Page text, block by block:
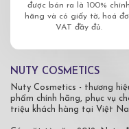
được bán ra là 100% chính
hãng và có giấy tờ, hoá
VAT đầy đủ.
NUTY COSMETICS
Nuty Cosmetics - thương
phẩm chính hãng, phục vụ
triệu khách hàng tại Việt